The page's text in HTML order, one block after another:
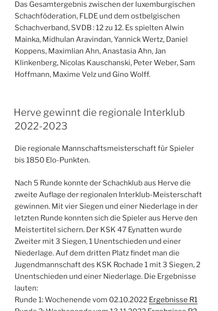
Das Gesamtergebnis zwischen der luxemburgischen
Schachföderation, FLDE und dem ostbelgischen
Schachverband, SVDB : 12 zu 12. Es spielten Alwin
Mainka, Midhulan Aravindan, Yannick Wertz, Daniel
Koppens, Maximlian Ahn, Anastasia Ahn, Jan
Klinkenberg, Nicolas Kauschanski, Peter Weber, Sam
Hoffmann, Maxime Velz und Gino Wolff.
Herve gewinnt die regionale Interklub
2022-2023
Die regionale Mannschaftsmeisterschaft für Spieler
bis 1850 Elo-Punkten.
Nach 5 Runde konnte der Schachklub aus Herve die
zweite Auflage der regionalen Interklub-Meisterschaft
gewinnen. Mit vier Siegen und einer Niederlage in der
letzten Runde konnten sich die Spieler aus Herve den
Meistertitel sichern. Der KSK 47 Eynatten wurde
Zweiter mit 3 Siegen, 1 Unentschieden und einer
Niederlage. Auf dem dritten Platz findet man die
Jugendmannschaft des KSK Rochade 1 mit 3 Siegen, 2
Unentschieden und einer Niederlage. Die Ergebnisse
lauten:
Runde 1: Wochenende vom 02.10.2022 Ergebnisse R1